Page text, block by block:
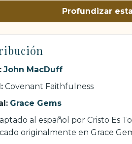
Profundizar
John MacDuff
Covenant Faithfulness
Grace Gems
al español por Cristo Es
originalmente en Grace